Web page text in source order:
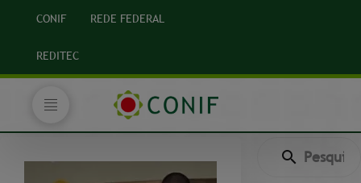
CONIF REDE FEDERAL
REDITEC